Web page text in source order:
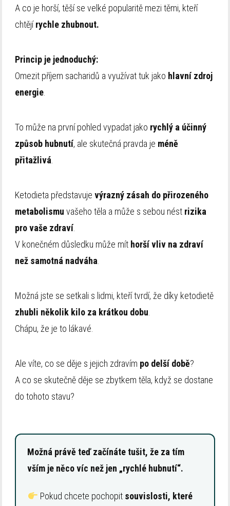
A co je horší, těší se velké popularitě mezi těmi, kteří
chtějírychle zhubnout.
Princip je jednoduchý:
Omezit příjem sacharidů a využívat tuk jako hlavní zdroj
energie
To může na první pohled vypadat jako rychlý a účinný
způsob hubnutí, ale skutečná pravda je méně
přitažlivá
Ketodieta představujevýrazný zásah do přirozeného
metabolismu vašeho těla a může s sebou nést rizika
pro vaše zdraví.
V konečném důsledku může mít horší vliv na zdraví
než samotná nadváha
Možná jste se setkali s lidmi, kteří tvrdí, že díky ketodietě
zhubli několik kilo za krátkou dobu
Chápu, že je to lákavé.
Ale víte, co se děje s jejich zdravím po delší době?
A co se skutečně děje se zbytkem těla, když se dostane
do tohoto stavu?
Možná právě teď začínáte tušit, že za tím
vším je něco víc než jen „rychlé hubnutí“.
Pokud chcete pochopit souvislosti, které